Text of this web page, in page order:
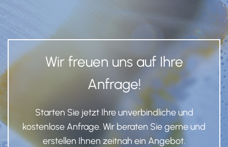
Wir freuen uns auf Ihre
Anfrage!
Starten Sie jetzt Ihre unverbindliche und
kostenlose Anfrage. Wir beraten Sie gerne und
erstellen Ihnen zeitnah ein Angebot.